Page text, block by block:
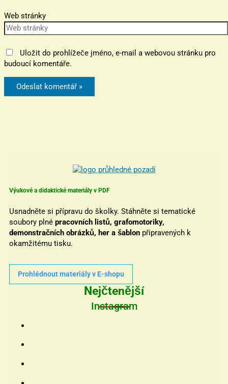
Web stránky
Uložit do prohlížeče jméno, e-mail a webovou stránku pro
budoucí komentáře.
Výukové a didaktické materiály v PDF
Usnadněte si přípravu do školky. Stáhněte si tematické
soubory plné pracovních listů, grafomotoriky,
demonstračních obrázků, her a šablon připravených k
okamžitému tisku.
Prohlédnout materiály v E-shopu
Nejčtenější
Instagram